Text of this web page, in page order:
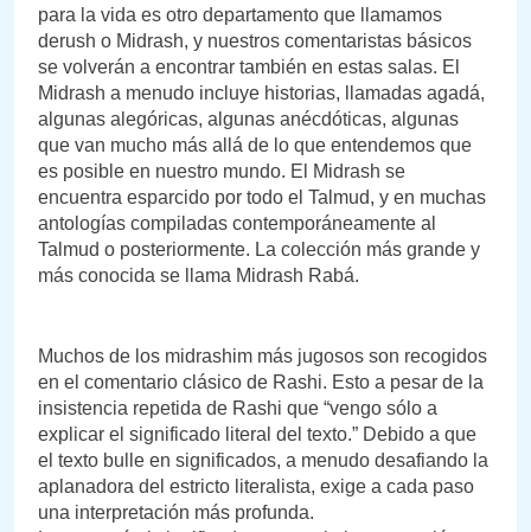
para la vida es otro departamento que llamamos
derush o Midrash, y nuestros comentaristas básicos
se volverán a encontrar también en estas salas. El
Midrash a menudo incluye historias, llamadas agadá,
algunas alegóricas, algunas anécdóticas, algunas
que van mucho más allá de lo que entendemos que
es posible en nuestro mundo. El Midrash se
encuentra esparcido por todo el Talmud, y en muchas
antologías compiladas contemporáneamente al
Talmud o posteriormente. La colección más grande y
más conocida se llama Midrash Rabá.
Muchos de los midrashim más jugosos son recogidos
en el comentario clásico de Rashi. Esto a pesar de la
insistencia repetida de Rashi que “vengo sólo a
explicar el significado literal del texto.” Debido a que
el texto bulle en significados, a menudo desafiando la
aplanadora del estricto literalista, exige a cada paso
una interpretación más profunda.